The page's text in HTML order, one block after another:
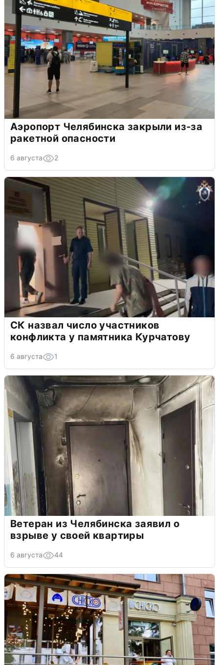
Аэропорт Челябинска закрыли из-за
ракетной опасности
6 августа 2
СК назвал число участников
конфликта у памятника Курчатову
6 августа 1
Ветеран из Челябинска заявил о
взрыве у своей квартиры
6 августа 44